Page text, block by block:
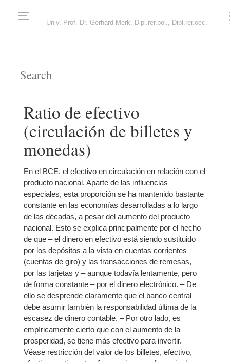
Univ.-Prof. Dr. Gerhard Merk, Dipl.rer.pol., Dipl.rer.oec.
Ratio de efectivo
(circulación de billetes y
monedas)
En el BCE, el efectivo en circulación en relación con el
producto nacional. Aparte de las influencias
especiales, esta proporción se ha mantenido bastante
constante en las economías desarrolladas a lo largo
de las décadas, a pesar del aumento del producto
nacional. Esto se explica principalmente por el hecho
de que – el dinero en efectivo está siendo sustituido
por los depósitos a la vista en cuentas corrientes
(cuentas de giro) y las transacciones de remesas, –
por las tarjetas y – aunque todavía lentamente, pero
de forma constante – por el dinero electrónico. – De
ello se desprende claramente que el banco central
debe asumir también la responsabilidad última de la
escasez de dinero contable. – Por otro lado, es
empíricamente cierto que con el aumento de la
prosperidad, se tiene más efectivo para invertir. –
Véase restricción del valor de los billetes, efectivo,